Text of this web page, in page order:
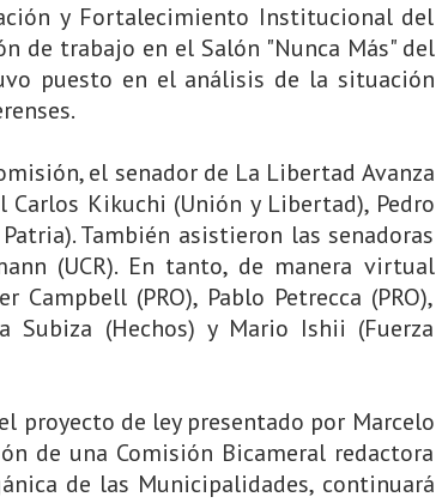
y Fortalecimiento Institucional del
de trabajo en el Salón "Nunca Más" del
puesto en el análisis de la situación
el senador de La Libertad Avanza
Carlos Kikuchi (Unión y Libertad), Pedro
También asistieron las senadoras
(UCR). En tanto, de manera virtual
(PRO), Pablo Petrecca (PRO),
Subiza (Hechos) y Mario Ishii (Fuerza
proyecto de ley presentado por Marcelo
de una Comisión Bicameral redactora
de las Municipalidades, continuará